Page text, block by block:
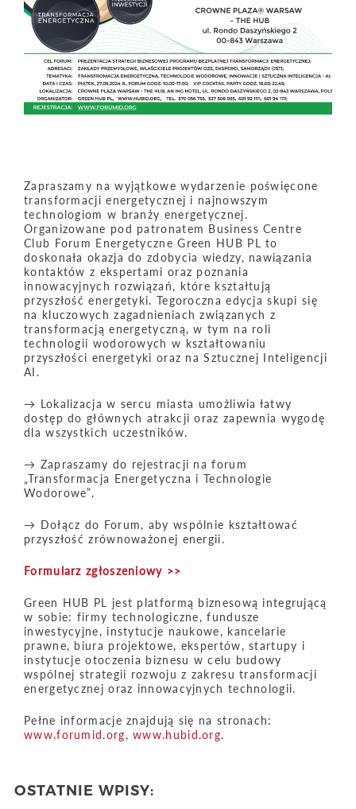
OSTATNIE WPISY:
Zapraszamy na wyjątkowe wydarzenie poświęcone
transformacji energetycznej i najnowszym
technologiom w branży energetycznej.
Organizowane pod patronatem Business Centre
Club Forum Energetyczne Green HUB PL to
doskonała okazja do zdobycia wiedzy, nawiązania
kontaktów z ekspertami oraz poznania
innowacyjnych rozwiązań, które kształtują
przyszłość energetyki. Tegoroczna edycja skupi się
na kluczowych zagadnieniach związanych z
transformacją energetyczną, w tym na roli
technologii wodorowych w kształtowaniu
przyszłości energetyki oraz na Sztucznej Inteligencji
AI.
→ Lokalizacja w sercu miasta umożliwia łatwy
dostęp do głównych atrakcji oraz zapewnia wygodę
dla wszystkich uczestników.
→ Zapraszamy do rejestracji na forum
„Transformacja Energetyczna i Technologie
Wodorowe”.
→ Dołącz do Forum, aby wspólnie kształtować
przyszłość zrównoważonej energii.
Formularz zgłoszeniowy >>
Green HUB PL jest platformą biznesową integrującą
w sobie: firmy technologiczne, fundusze
inwestycyjne, instytucje naukowe, kancelarie
prawne, biura projektowe, ekspertów, startupy i
instytucje otoczenia biznesu w celu budowy
wspólnej strategii rozwoju z zakresu transformacji
energetycznej oraz innowacyjnych technologii.
Pełne informacje znajdują się na stronach:
www.forumid.org,www.hubid.org.